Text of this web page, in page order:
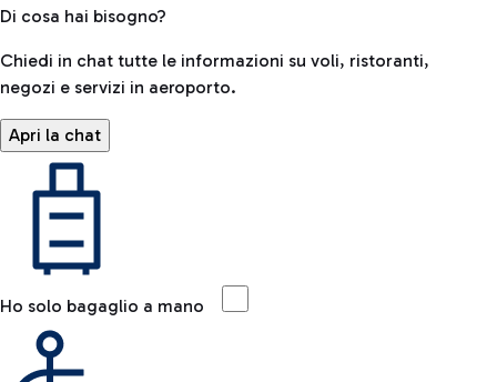
Di cosa hai bisogno?
Chiedi in chat tutte le informazioni su voli, ristoranti,
negozi e servizi in aeroporto.
Apri la chat
Ho solo bagaglio a mano